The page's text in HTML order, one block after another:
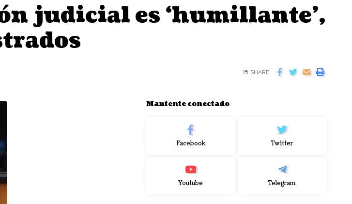
judicial es ‘humillante’,
SHARE
Mantente conectado
Facebook Twitter
Youtube Telegram